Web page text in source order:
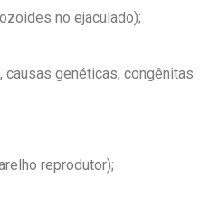
no ejaculado);
genéticas, congênitas
reprodutor);